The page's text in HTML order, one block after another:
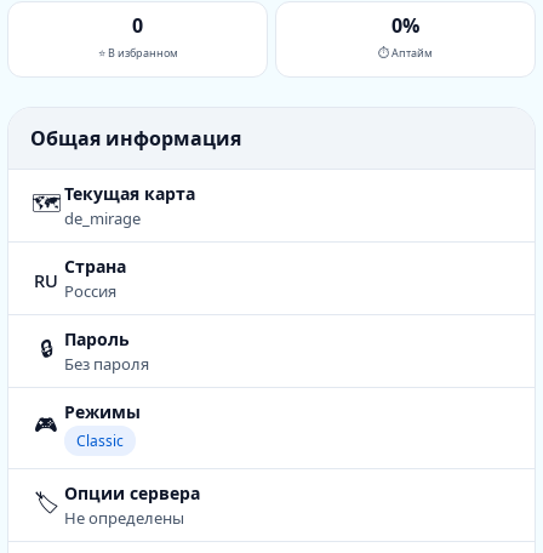
0
⭐ В избранном
0%
⏱ Аптайм
Общая информация
🗺Текущая карта
de_mirage
ru Страна
Россия
🔒 Пароль
Без пароля
🎮 Режимы
Classic
🏷️ Опции сервера
Не определены